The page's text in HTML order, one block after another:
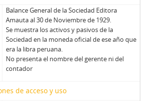
Balance General de la Sociedad Editora
Amauta al 30 de Noviembre de 1929.
Se muestra los activos y pasivos de la
Sociedad en la moneda oficial de ese año que
era la libra peruana.
No presenta el nombre del gerente ni del
contador
de acceso y uso